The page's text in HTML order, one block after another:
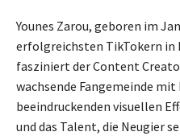
Younes Zarou, geboren im
erfolgreichsten TikTokern in
fasziniert der Content
wachsende Fangemeinde
beeindruckenden visuellen
und das Talent, die Neugier